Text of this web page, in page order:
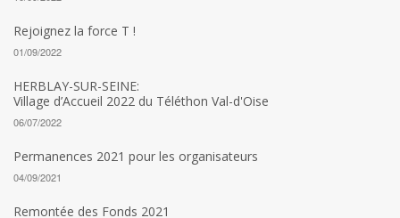
Rejoignez la force T !
01/09/2022
HERBLAY-SUR-SEINE:
Village d’Accueil 2022 du Téléthon Val-d'Oise
06/07/2022
Permanences 2021 pour les organisateurs
04/09/2021
Remontée des Fonds 2021